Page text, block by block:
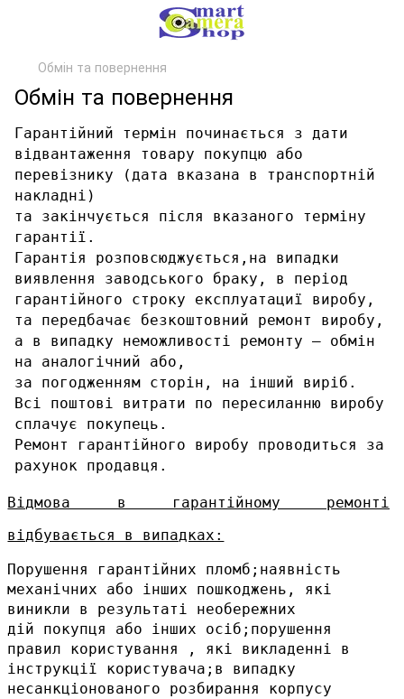
Обмін та повернення
Обмін та повернення
Гарантійний термін починається з дати
відвантаження товару покупцю або
перевізнику (дата вказана в транспортній
накладні)
та закінчується після вказаного терміну
гарантії.
Гарантія розповсюджується,на випадки
виявлення заводського браку, в період
гарантійного строку експлуатациї виробу,
та передбачає безкоштовний ремонт виробу,
а в випадку неможливості ремонту – обмін
на аналогічний або,
за погодженням сторін, на інший виріб.
Всі поштові витрати по пересиланню виробу
сплачує покупець.
Ремонт гарантійного виробу проводиться за
рахунок продавця.
Відмова в гарантійному ремонті
відбувається в випадках:
Порушення гарантійних пломб;наявність
механічних або інших пошкоджень, які
виникли в результаті необережних
дій покупця або інших осіб;порушення
правил користування , які викладенні в
інструкції користувача;в випадку
несанкціонованого розбирання корпусу